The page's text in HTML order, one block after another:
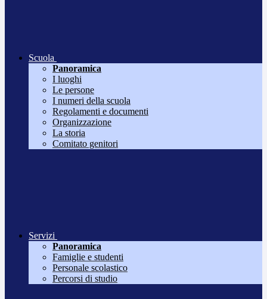
Scuola
Panoramica
I luoghi
Le persone
I numeri della scuola
Regolamenti e documenti
Organizzazione
La storia
Comitato genitori
Servizi
Panoramica
Famiglie e studenti
Personale scolastico
Percorsi di studio